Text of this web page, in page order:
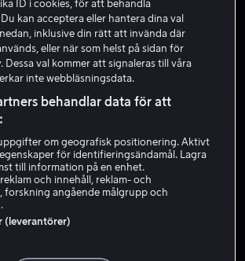
Från 49 kr
ID i cookies, för att behandla
kan acceptera eller hantera dina val
inklusive din rätt att invända där
eller när som helst på sidan för
Dessa val kommer att signaleras till våra
inte webbläsningsdata.
behandlar data för att
om geografisk positionering. Aktivt
för identifieringsändamål. Lagra
till information på en enhet.
och innehåll, reklam- och
forskning angående målgrupp och
(leverantörer)